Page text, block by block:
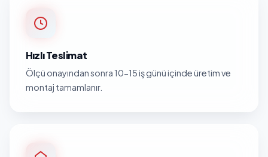
Hızlı Teslimat
Ölçü onayından sonra 10-15 iş günü içinde üretim ve
montaj tamamlanır.